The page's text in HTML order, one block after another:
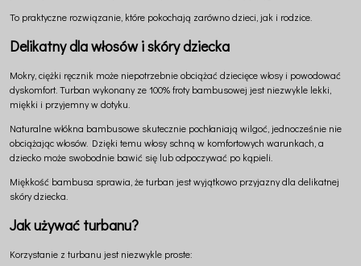
To praktyczne rozwiązanie, które pokochają zarówno dzieci, jak i rodzice.
Delikatny dla włosów i skóry dziecka
Mokry, ciężki ręcznik może niepotrzebnie obciążać dziecięce włosy i powodować
dyskomfort. Turban wykonany ze 100% froty bambusowej jest niezwykle lekki,
miękki i przyjemny w dotyku.
Naturalne włókna bambusowe skutecznie pochłaniają wilgoć, jednocześnie nie
obciążając włosów. Dzięki temu włosy schną w komfortowych warunkach, a
dziecko może swobodnie bawić się lub odpoczywać po kąpieli.
Miękkość bambusa sprawia, że turban jest wyjątkowo przyjazny dla delikatnej
skóry dziecka.
Jak używać turbanu?
Korzystanie z turbanu jest niezwykle proste: